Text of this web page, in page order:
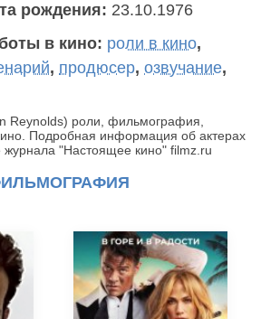
рождения: 23.10.1976
в кино: роли в кино,
, продюсер, озвучание,
Reynolds) роли, фильмография,
Подробная информация об актерах
журнала "Настоящее кино" filmz.ru